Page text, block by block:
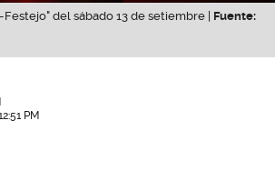
del sábado 13 de setiembre | Fuente:
PM